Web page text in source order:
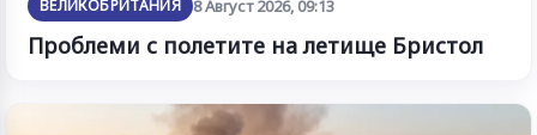
ВЕЛИКОБРИТАНИЯ 8 Август 2026, 09:13
Проблеми с полетите на летище Бристол